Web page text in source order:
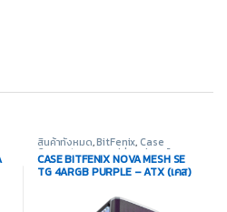
สินค้าทั้งหมด,BitFenix, Case
Computer - เคสเปล่า,อุปกรณ์
คอมพิวเตอร์
CASE BITFENIX NOVA MESH SE
TG 4ARGB PURPLE – ATX (เคส)